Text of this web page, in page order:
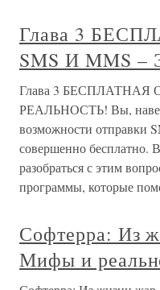
Глава 3
SMS И MMS
Глава 3 БЕСПЛАТНАЯ
РЕАЛЬНОСТЬ! Вы,
возможности отправки
совершенно бесплатно.
разобраться с этим
программы, которые
Софтерра: Из
Мифы и